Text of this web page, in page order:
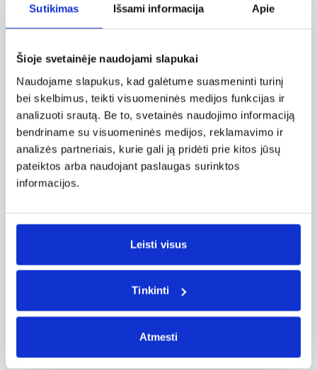
Sutikimas Išsami informacija Apie
Šioje svetainėje naudojami slapukai
Naudojame slapukus, kad galėtume suasmeninti turinį
bei skelbimus, teikti visuomeninės medijos funkcijas ir
analizuoti srautą. Be to, svetainės naudojimo informaciją
bendriname su visuomeninės medijos, reklamavimo ir
analizės partneriais, kurie gali ją pridėti prie kitos jūsų
pateiktos arba naudojant paslaugas surinktos
informacijos.
Leisti visus
Tinkinti
Atmesti
Azulejo – dar vienas magiškas žodis,
apibūdinantis portugalų tradicinę
vienas iš esminių dekoratyvinių elementų šioje
šalyje. Nacionaliniame plytelių muziejuje
(Museu Nacional do Azulejo) pasakojama
keraminių apdailos plytelių, kurias pradėjo
gaminti maurai, istorija.
Museu Nacional de Arte Antiga
Šiame muziejuje, kuris įsikūręs didinguose XVII
keramikos dirbiniai, istoriniai baldai.
Lisabonos okeanariumas
Lisabonos okeanariumas yra antras pagal
dydį pasaulyje. Šio okeanariumo akvariume
olimpiniams plaukimo baseinams užpildyti.